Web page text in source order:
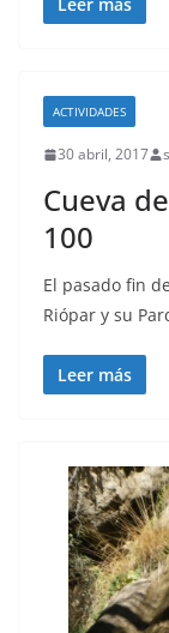
ACTIVIDADES
30 abril, 2017
Cueva
100
El pasado fin
Riópar y su
Leer más